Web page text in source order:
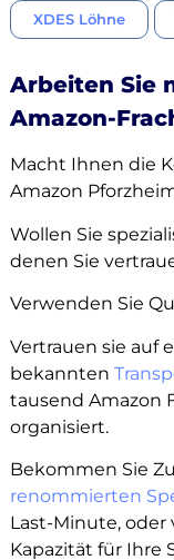
XDES Löhne
Arbeiten Sie
Amazon-
Macht Ihnen die
Amazon
Wollen Sie
denen Sie
Verwenden Sie
Vertrauen sie auf
bekannten
tausend Amazon
organisiert.
Bekommen Sie
renommierten
Last-Minute, oder
Kapazität für Ihre